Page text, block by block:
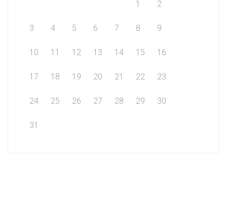
1 2
3 4 5 6 7 8 9
10 11 12 13 14 15 16
17 18 19 20 21 22 23
24 25 26 27 28 29 30
31